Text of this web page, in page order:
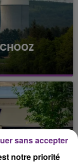
situation
qui est toujours
notre priorité
sans accepter